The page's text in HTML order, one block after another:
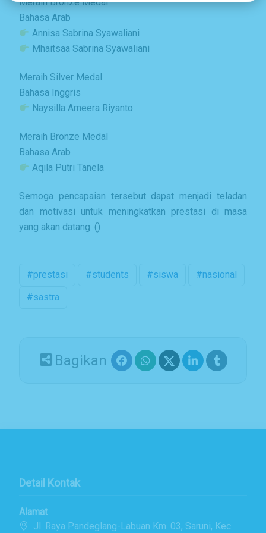
Bahasa Arab
Annisa Sabrina Syawaliani
Mhaitsaa Sabrina Syawaliani
Meraih Silver Medal
Bahasa Inggris
Naysilla Ameera Riyanto
Meraih Bronze Medal
Bahasa Arab
Aqila Putri Tanela
Semoga pencapaian tersebut dapat menjadi teladan
dan motivasi untuk meningkatkan prestasi di masa
yang akan datang. ()
#prestasi #students #siswa
#nasional
#sastra
Bagikan
Detail Kontak
Alamat
Jl. Raya Pandeglang-Labuan Km. 03, Saruni, Kec.